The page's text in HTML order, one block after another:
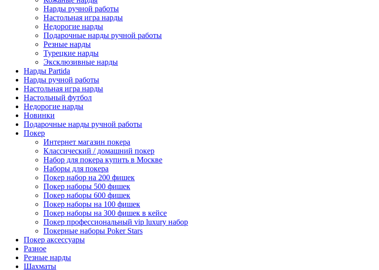
Нарды ручной работы
Настольная игра нарды
Недорогие нарды
Подарочные нарды ручной работы
Резные нарды
Турецкие нарды
Эксклюзивные нарды
Нарды Partida
Нарды ручной работы
Настольная игра нарды
Настольный футбол
Недорогие нарды
Новинки
Подарочные нарды ручной работы
Покер
Интернет магазин покера
Классический / домашний покер
Набор для покера купить в Москве
Наборы для покера
Покер набор на 200 фишек
Покер наборы 500 фишек
Покер наборы 600 фишек
Покер наборы на 100 фишек
Покер наборы на 300 фишек в кейсе
Покер профессиональный vip luxury набор
Покерные наборы Poker Stars
Покер аксессуары
Разное
Резные нарды
Шахматы